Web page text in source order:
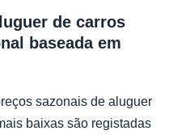
de carros
baseada em
sazonais de aluguer
baixas são registadas